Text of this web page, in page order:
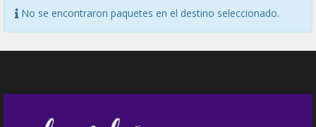
No se encontraron paquetes en el destino seleccionado.